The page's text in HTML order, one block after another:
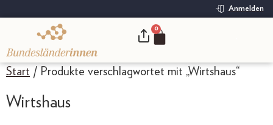
Anmelden
0
Start / Produkte verschlagwortet mit „Wirtshaus“
Wirtshaus